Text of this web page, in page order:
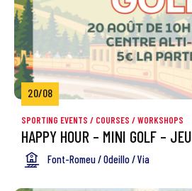
20/08
SPORTING EVENTS / COURSES / WORKSHOPS
HAPPY HOUR – MINI GOLF –
Font-Romeu / Odeillo / Via